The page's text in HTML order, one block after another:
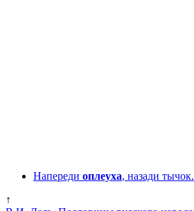
Напереди оплеуха, назади тычок.
↑